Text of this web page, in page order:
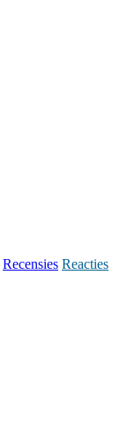
Recensies Reacties